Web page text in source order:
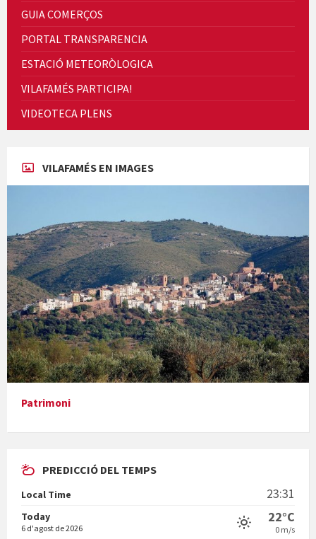
Cicle de Cine i Dones rurals
Concerts al Museu
Presentació del llibre &quot;La mare&quot;, d'Emma Zafon
En Bum
GUIA COMERÇOS
PORTAL TRANSPARENCIA
ESTACIÓ METEORÒLOGICA
VILAFAMÉS PARTICIPA!
VIDEOTECA PLENS
VILAFAMÉS EN IMAGES
Patrimoni
PREDICCIÓ DEL TEMPS
Local Time 23:31
Today
6 d'agost de 2026
22°C
0 m/s